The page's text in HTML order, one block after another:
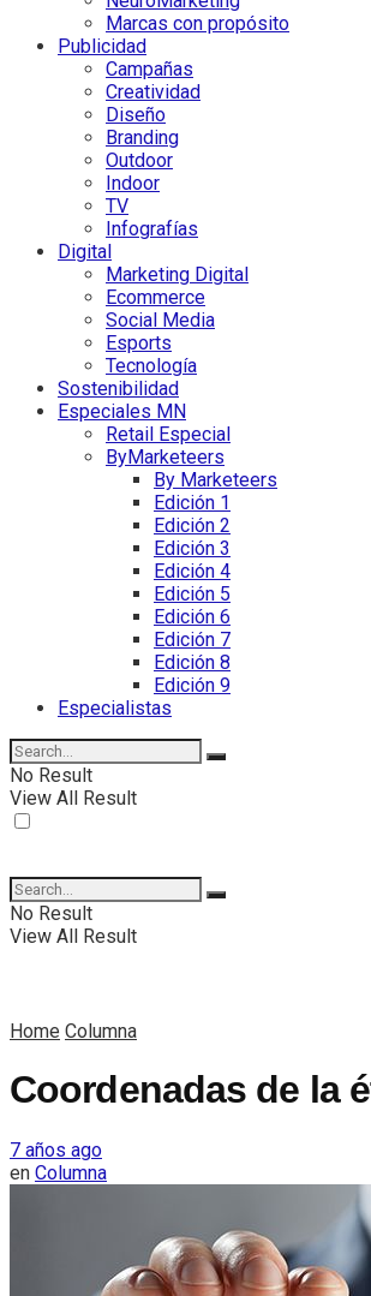
Marcas con propósito
Publicidad
Campañas
Creatividad
Diseño
Branding
Outdoor
Indoor
TV
Infografías
Digital
Marketing Digital
Ecommerce
Social Media
Esports
Tecnología
Sostenibilidad
Especiales MN
Retail Especial
ByMarketeers
By Marketeers
Edición 1
Edición 2
Edición 3
Edición 4
Edición 5
Edición 6
Edición 7
Edición 8
Edición 9
Especialistas
No Result
View All Result
No Result
View All Result
Home Columna
Coordenadas de la
7 años ago
en Columna